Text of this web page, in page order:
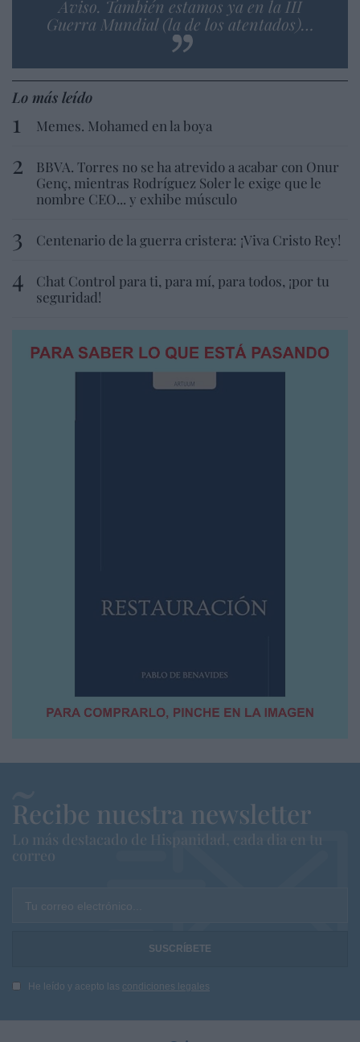
Aviso. También estamos ya en la III
Guerra Mundial (la de los atentados)…
Lo más leído
Memes. Mohamed en la boya
BBVA. Torres no se ha atrevido a acabar con Onur
Genç, mientras Rodríguez Soler le exige que le
nombre CEO... y exhibe músculo
Centenario de la guerra cristera: ¡Viva Cristo Rey!
Chat Control para ti, para mí, para todos, ¡por tu
seguridad!
Recibe nuestra newsletter
Lo más destacado de Hispanidad, cada dia en tu
correo
Tu correo electrónico...
He leído y acepto las condiciones legales